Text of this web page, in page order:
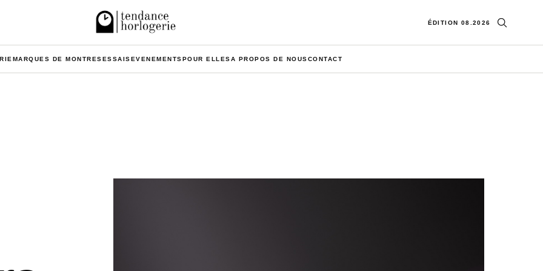
ÉDITION 08.2026 Ouvrir la
MARQUES DE MONTRESESSAISEVENEMENTSPOUR ELLESA PROPOS DE NOUSCONTACT